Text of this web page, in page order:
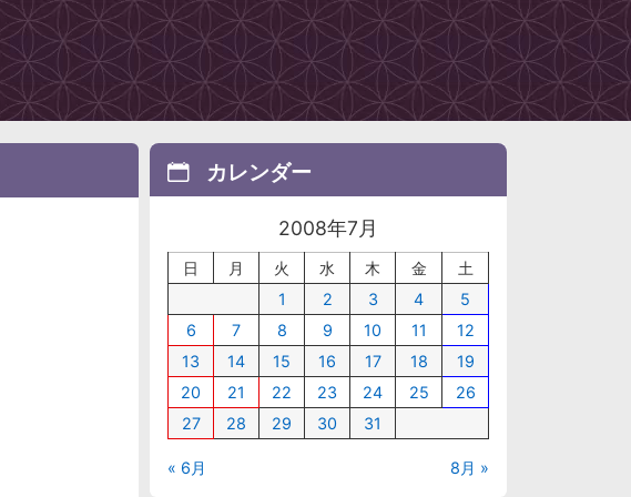
カレンダー
2008年7月
日 月 火 水 木 金
土
1
2 3 4
5
6
7 8 9 10 11
12
13
14 15 16 17 18
19
20
21 22 23 24 25
26
27
28 29 30 31
« 6月 8月 »